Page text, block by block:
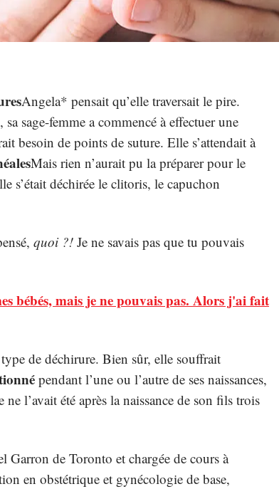
Angela* pensait qu’elle traversait le pire.
sage-femme a commencé à effectuer une
besoin de points de suture. Elle s’attendait à
Mais rien n’aurait pu la préparer pour le
s’était déchirée le clitoris, le capuchon
quoi ?! Je ne savais pas que tu pouvais
bébés, mais je ne pouvais pas. Alors j'ai fait
de déchirure. Bien sûr, elle souffrait
pendant l’une ou l’autre de ses naissances,
l’avait été après la naissance de son fils trois
de Toronto et chargée de cours à
en obstétrique et gynécologie de base,